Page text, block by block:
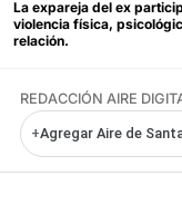
La expareja del ex
violencia física,
relación.
REDACCIÓN AIRE
+Agregar Aire de